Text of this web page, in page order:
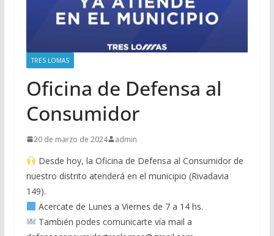
TRES LOMAS
Oficina de Defensa al
Consumidor
20 de marzo de 2024 admin
Desde hoy, la Oficina de Defensa al Consumidor de
nuestro distrito atenderá en el municipio (Rivadavia
149).
Acercate de Lunes a Viernes de 7 a 14 hs.
También podes comunicarte vía mail a